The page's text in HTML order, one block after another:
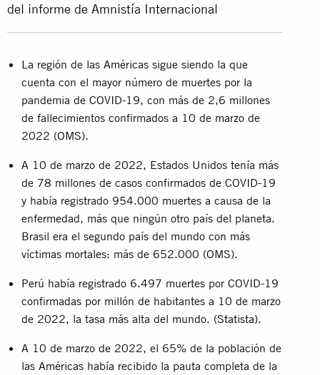
del informe de Amnistía Internacional
La región de las Américas sigue siendo la que
cuenta con el mayor número de muertes por la
pandemia de COVID-19, con más de 2,6 millones
de fallecimientos confirmados a 10 de marzo de
2022 (OMS).
A 10 de marzo de 2022, Estados Unidos tenía más
de 78 millones de casos confirmados de COVID-19
y había registrado 954.000 muertes a causa de la
enfermedad, más que ningún otro país del planeta.
Brasil era el segundo país del mundo con más
víctimas mortales: más de 652.000 (OMS).
Perú había registrado 6.497 muertes por COVID-19
confirmadas por millón de habitantes a 10 de marzo
de 2022, la tasa más alta del mundo. (Statista).
A 10 de marzo de 2022, el 65% de la población de
las Américas había recibido la pauta completa de la